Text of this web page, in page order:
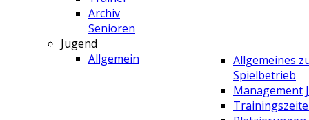
Archiv
Senioren
Jugend
Allgemein
Allgemeines
Spielbetrieb
Management